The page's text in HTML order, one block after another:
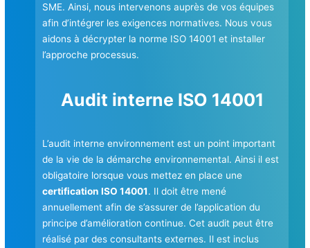
SME. Ainsi, nous intervenons auprès de vos équipes
afin d’intégrer les exigences normatives. Nous vous
aidons à décrypter la norme ISO 14001 et installer
l’approche processus.
Audit interne ISO 14001
L’audit interne environnement est un point important
de la vie de la démarche environnemental. Ainsi il est
obligatoire lorsque vous mettez en place une
certification ISO 14001. Il doit être mené
annuellement afin de s’assurer de l’application du
principe d’amélioration continue. Cet audit peut être
réalisé par des consultants externes. Il est inclus